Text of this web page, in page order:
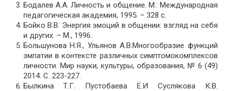
Бодалев А.А. Личность и общение. М.: Международная
педагогическая академия, 1995. – 328 с.
Бойко В.В. Энергия эмоций в общении: взгляд на себя
и других. – М., 1996.
Большунова Н.Я., Ульянов А.В.Многообразие функций
эмпатии в контексте различных симптомокомплексов
личности. Мир науки, культуры, образования, № 6 (49)
2014. С. 223-227.
Былкина Т.Г. Пустобаева Е.И Суслякова К.В.